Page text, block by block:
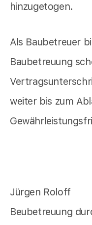
hinzugetogen.
Als Baubetreuer
Baubetreuung
weiter bis zum
Jürgen Roloff
Beubetreuung